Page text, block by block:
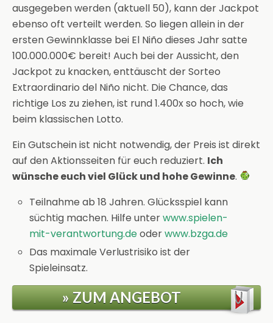
ausgegeben werden (aktuell 50), kann der Jackpot
ebenso oft verteilt werden. So liegen allein in der
ersten Gewinnklasse bei El Niño dieses Jahr satte
100.000.000€ bereit! Auch bei der Aussicht, den
Jackpot zu knacken, enttäuscht der Sorteo
Extraordinario del Niño nicht. Die Chance, das
richtige Los zu ziehen, ist rund 1.400x so hoch, wie
beim klassischen Lotto.
Ein Gutschein ist nicht notwendig, der Preis ist direkt
auf den Aktionsseiten für euch reduziert. Ich
wünsche euch viel Glück und hohe Gewinne.
Teilnahme ab 18 Jahren. Glücksspiel kann
süchtig machen. Hilfe unterwww.spielen-
mit-verantwortung.deoderwww.bzga.de
Das maximale Verlustrisiko ist der
Spieleinsatz.
» ZUM ANGEBOT